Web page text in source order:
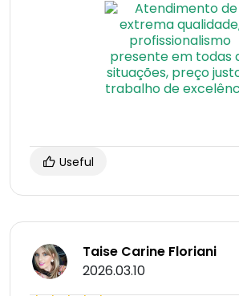
Useful
Taise Carine Floriani
2026.03.10